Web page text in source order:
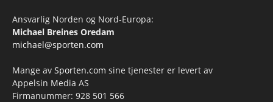
Ansvarlig Norden og Nord-Europa:
Michael Breines Oredam
michael@sporten.com
Mange av Sporten.com sine tjenester er levert av
Appelsin Media AS
Firmanummer: 928 501 566